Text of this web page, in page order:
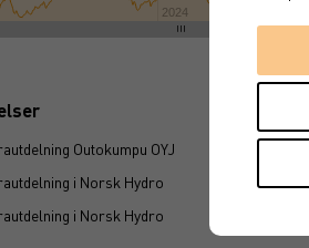
2024
Outokumpu OYJ
i Norsk Hydro
i Norsk Hydro